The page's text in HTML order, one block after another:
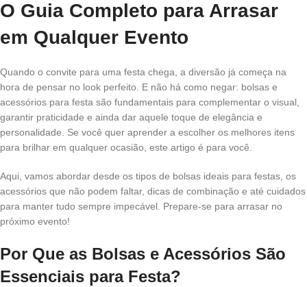
O Guia Completo para Arrasar
em Qualquer Evento
Quando o convite para uma festa chega, a diversão já começa na
hora de pensar no look perfeito. E não há como negar: bolsas e
acessórios para festa são fundamentais para complementar o visual,
garantir praticidade e ainda dar aquele toque de elegância e
personalidade. Se você quer aprender a escolher os melhores itens
para brilhar em qualquer ocasião, este artigo é para você.
Aqui, vamos abordar desde os tipos de bolsas ideais para festas, os
acessórios que não podem faltar, dicas de combinação e até cuidados
para manter tudo sempre impecável. Prepare-se para arrasar no
próximo evento!
Por Que as Bolsas e Acessórios São
Essenciais para Festa?